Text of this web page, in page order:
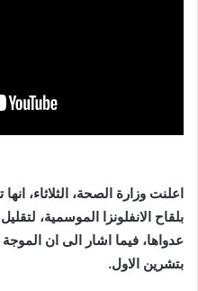
اعلنت وزارة الصحة، الثلاثاء،
بلقاح الانفلونزا الموسمية،
عدواها، فيما اشار الى ان
بتشرين الاول.